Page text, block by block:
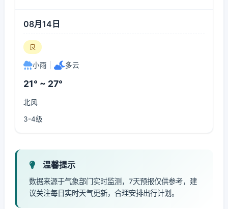
08月14日
良
小雨 多云
21° ~ 27°
北风
3-4级
温馨提示
数据来源于气象部门实时监测，7天预报仅供参考，建
议关注每日实时天气更新，合理安排出行计划。